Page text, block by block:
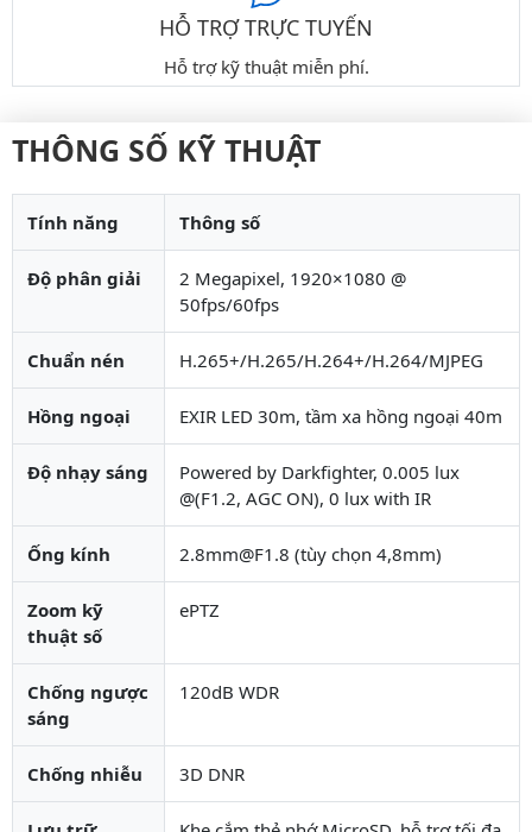
HỖ TRỢ TRỰC TUYẾN
Hỗ trợ kỹ thuật miễn phí.
THÔNG SỐ KỸ THUẬT
Tính năng Thông số
Độ phân giải
2 Megapixel, 1920×1080 @
50fps/60fps
Chuẩn nén H.265+/H.265/H.264+/H.264/MJPEG
Hồng ngoại EXIR LED 30m, tầm xa hồng ngoại 40m
Độ nhạy sáng
Powered by Darkfighter, 0.005 lux
@(F1.2, AGC ON), 0 lux with IR
Ống kính 2.8mm@F1.8 (tùy chọn 4,8mm)
Zoom kỹ
thuật số
ePTZ
Chống ngược
sáng
120dB WDR
Chống nhiễu 3D DNR